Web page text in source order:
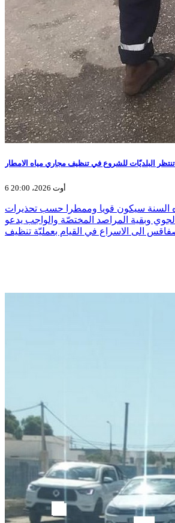
البلديّات للشروع في تنظيف مجاري مياه الامطار
6 أوت 2026، 20:00
السنة سيكون قويا وممطرا حسب تحذيرات
وبقية المراصد المختصّة والواجب يدعو